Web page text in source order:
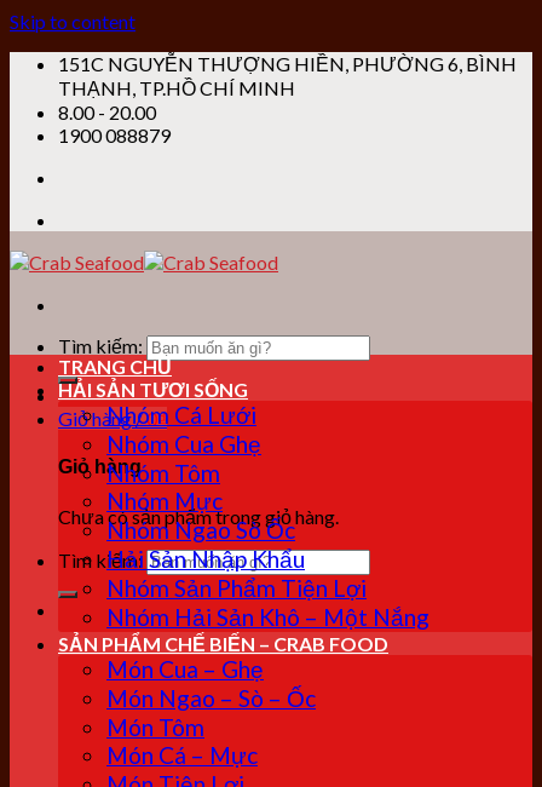
Skip to content
151C NGUYỄN THƯỢNG HIỀN, PHƯỜNG 6, BÌNH
THẠNH, TP.HỒ CHÍ MINH
8.00 - 20.00
1900 088879
Tìm kiếm:
Giỏ hàng /0₫
Giỏ hàng
Chưa có sản phẩm trong giỏ hàng.
Tìm kiếm:
TRANG CHỦ
HẢI SẢN TƯƠI SỐNG
Nhóm Cá Lưới
Nhóm Cua Ghẹ
Nhóm Tôm
Nhóm Mực
Nhóm Ngao Sò Ốc
Hải Sản Nhập Khẩu
Nhóm Sản Phẩm Tiện Lợi
Nhóm Hải Sản Khô – Một Nắng
SẢN PHẨM CHẾ BIẾN – CRAB FOOD
Món Cua – Ghẹ
Món Ngao – Sò – Ốc
Món Tôm
Món Cá – Mực